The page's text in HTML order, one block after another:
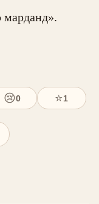
😢0 ⭐1